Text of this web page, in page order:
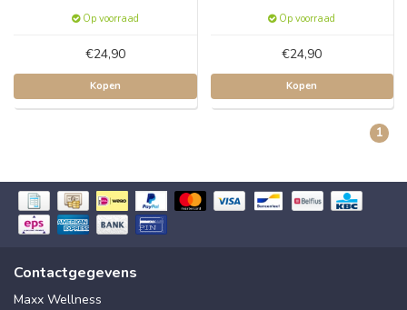
Op voorraad
€24,90
Kopen
Op voorraad
€24,90
Kopen
1
Contactgegevens
Maxx Wellness